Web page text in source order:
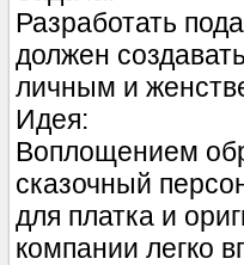
Разработать
должен
личным и
Идея:
Воплощением
сказочный
для платка и
компании легко